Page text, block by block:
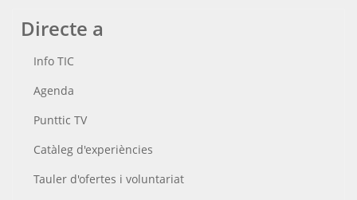
Directe a
Info TIC
Agenda
Punttic TV
Catàleg d'experiències
Tauler d'ofertes i voluntariat